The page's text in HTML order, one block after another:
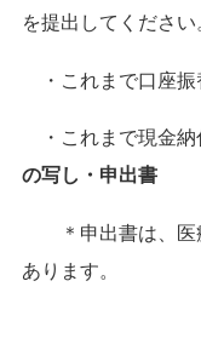
を提出してください
・これまで口座
・これまで現金
の写し・申出書
＊申出書は、
あります。